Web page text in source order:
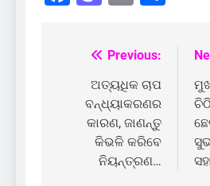
Post
navigation
Previous:
ଅତ୍ୟଧିକ ଚାପ
ବନ୍ଧ୍ୟାକରଣର
କାରଣ, ଜାଣନ୍ତୁ
କିଭଳି କରିବେ
ନିୟନ୍ତ୍ରଣ…